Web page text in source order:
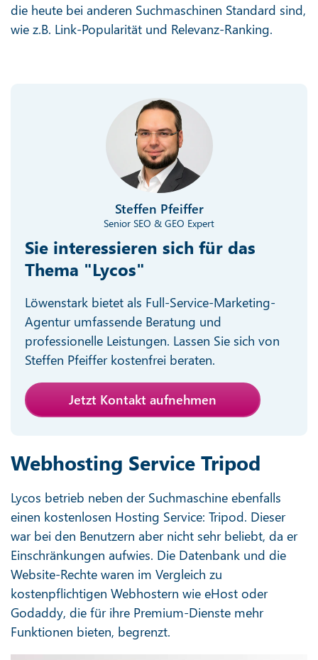
die heute bei anderen Suchmaschinen Standard sind,
wie z.B. Link-Popularität und Relevanz-Ranking.
Steffen Pfeiffer
Senior SEO & GEO Expert
Sie interessieren sich für das
Thema "Lycos"
Löwenstark bietet als Full-Service-Marketing-
Agentur umfassende Beratung und
professionelle Leistungen. Lassen Sie sich von
Steffen Pfeiffer kostenfrei beraten.
Jetzt Kontakt aufnehmen
Webhosting Service Tripod
Lycos betrieb neben der Suchmaschine ebenfalls
einen kostenlosen Hosting Service: Tripod. Dieser
war bei den Benutzern aber nicht sehr beliebt, da er
Einschränkungen aufwies. Die Datenbank und die
Website-Rechte waren im Vergleich zu
kostenpflichtigen Webhostern wie eHost oder
Godaddy, die für ihre Premium-Dienste mehr
Funktionen bieten, begrenzt.